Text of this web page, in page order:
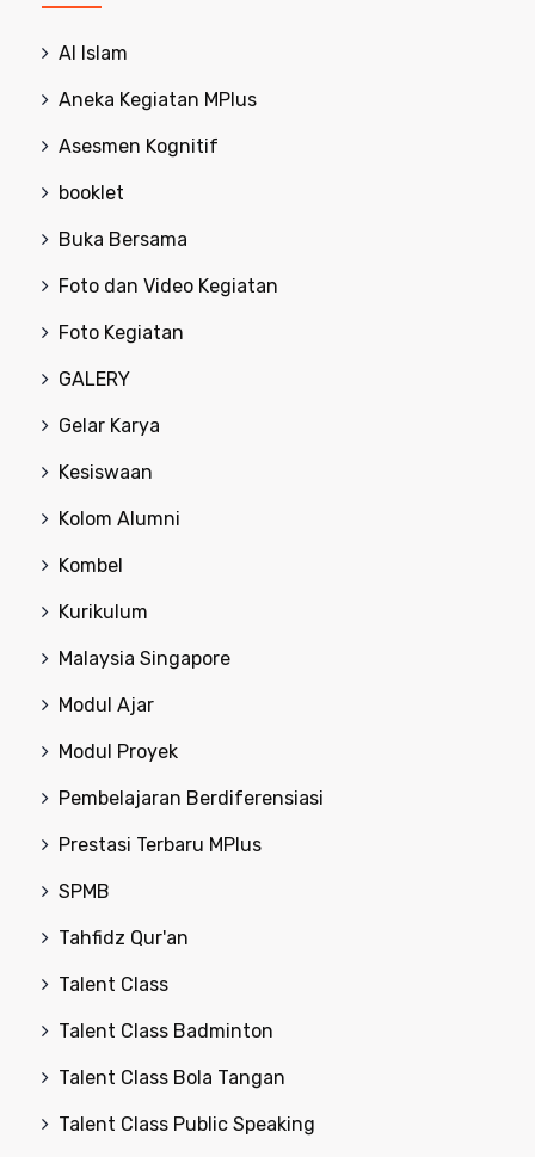
Al Islam
Aneka Kegiatan MPlus
Asesmen Kognitif
booklet
Buka Bersama
Foto dan Video Kegiatan
Foto Kegiatan
GALERY
Gelar Karya
Kesiswaan
Kolom Alumni
Kombel
Kurikulum
Malaysia Singapore
Modul Ajar
Modul Proyek
Pembelajaran Berdiferensiasi
Prestasi Terbaru MPlus
SPMB
Tahfidz Qur'an
Talent Class
Talent Class Badminton
Talent Class Bola Tangan
Talent Class Public Speaking